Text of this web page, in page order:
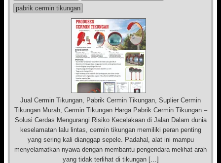
pabrik cermin tikungan
Jual Cermin Tikungan, Pabrik Cermin Tikungan, Suplier Cermin
Tikungan Murah, Cermin Tikungan Harga Pabrik Cermin Tikungan –
Solusi Cerdas Mengurangi Risiko Kecelakaan di Jalan Dalam dunia
keselamatan lalu lintas, cermin tikungan memiliki peran penting
yang sering kali dianggap sepele. Padahal, alat ini mampu
menyelamatkan nyawa dengan membantu pengendara melihat arah
yang tidak terlihat di tikungan […]